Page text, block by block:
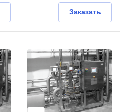
Заказать